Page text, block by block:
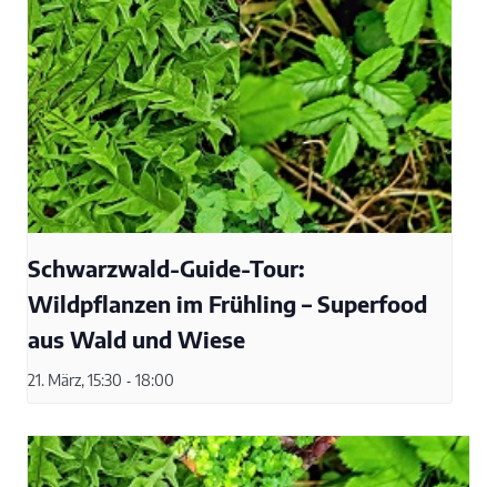
Schwarzwald-Guide-Tour:
Wildpflanzen im Frühling – Superfood
aus Wald und Wiese
21. März, 15:30 - 18:00